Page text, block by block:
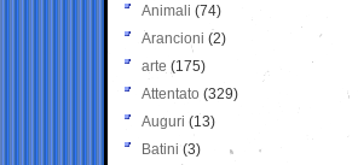
Animali (74)
Arancioni (2)
arte (175)
Attentato (329)
Auguri (13)
Batini (3)